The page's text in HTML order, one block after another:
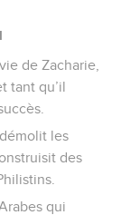
de Zacharie,
tant qu’il
les
des
qui